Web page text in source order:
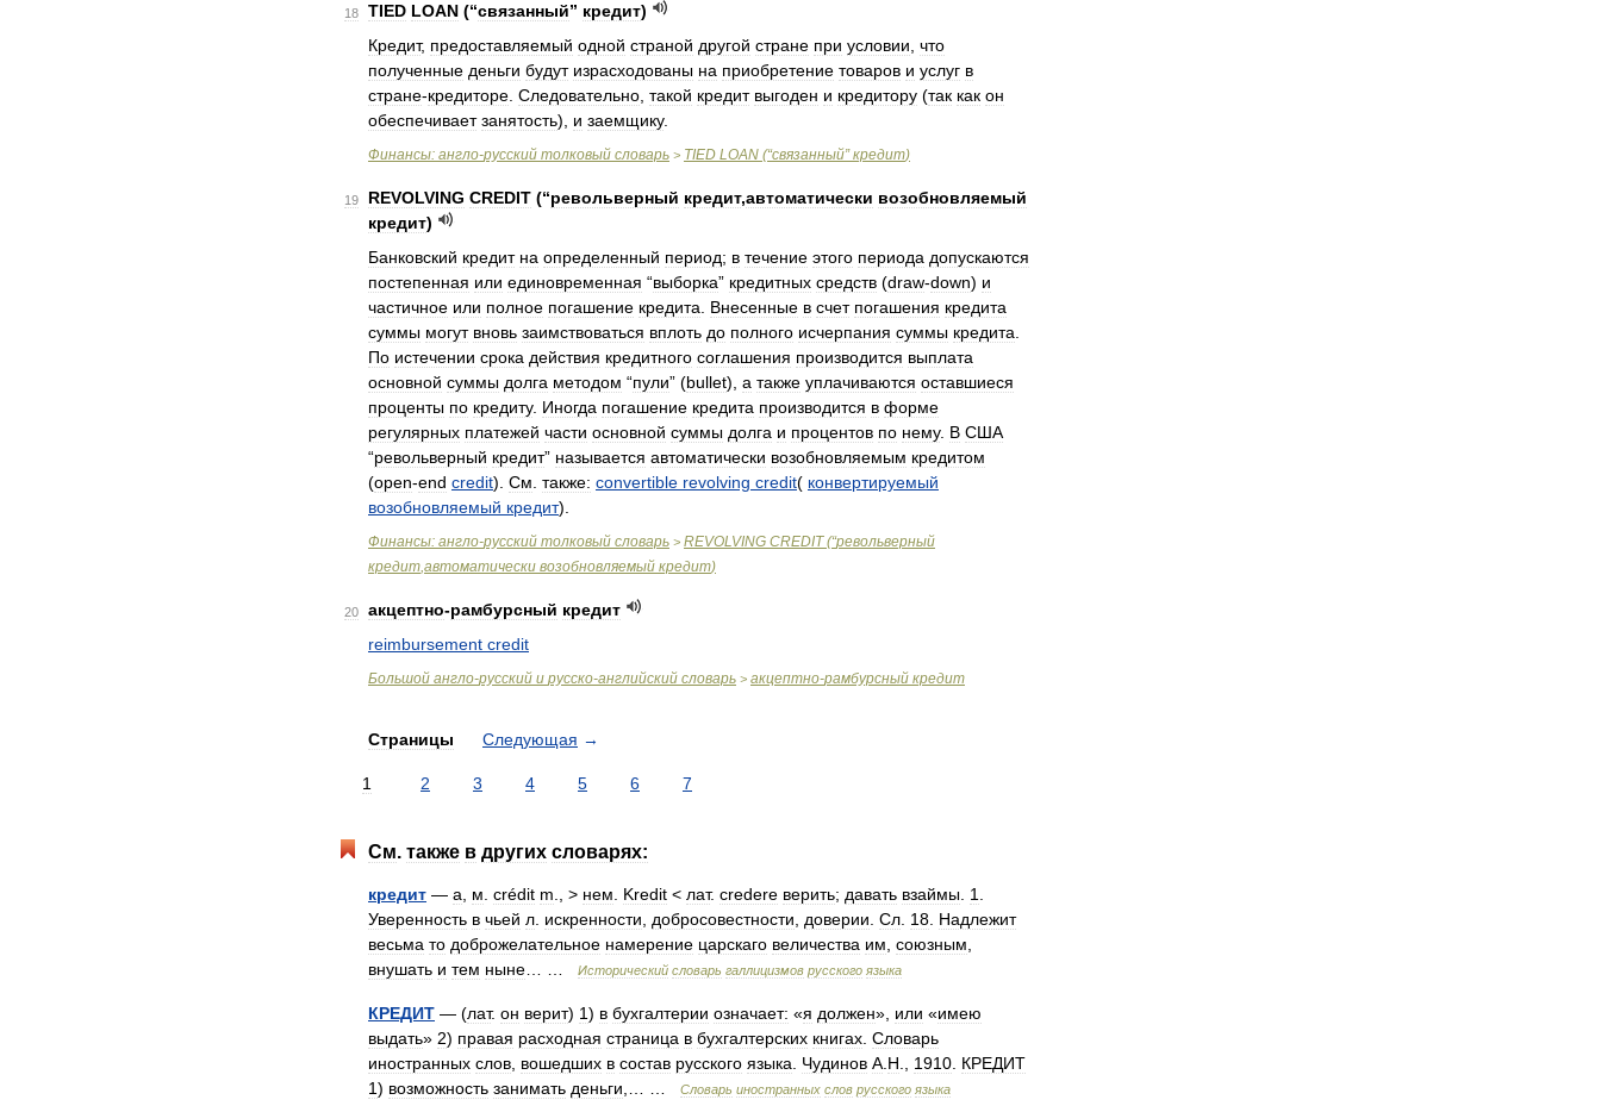
18 TIED LOAN (“связанный” кредит)
Кредит, предоставляемый одной страной другой стране при условии что
полученные деньги будут израсходованы на приобретение товаров и услуг в
стране-кредиторе Следовательно такой кредит выгоден и кредитору (так как он
обеспечивает занятость), и заемщику.
Финансы: англо-русский толковый словарь > TIED LOAN (“связанный”кредит)
19 REVOLVING CREDIT (“револьверный кредит,автоматически возобновляемый
кредит)
Банковский кредит на определенный период; в течение этого периода допускаются
постепенная или единовременная “выборка” кредитных средств (draw-down) и
частичное или полное погашение кредита Внесенные в счет погашения кредита
суммы могут вновь заимствоваться вплоть до полного исчерпания суммы кредита
По истечении срока действия кредитного соглашения производится выплата
основной суммы долга методом “пули” (bullet), a также уплачиваются оставшиеся
проценты по кредиту. Иногда погашение кредита производится в форме
регулярных платежей части основной суммы долга и процентов по нему. В США
“револьверный кредит” называется автоматически возобновляемым кредитом
(open-end credit). См также: convertible revolving credit( конвертируемый
возобновляемый кредит).
Финансы: англо-русский толковый словарь > REVOLVING CREDIT(“револьверный
кредит,автоматически возобновляемый кредит)
20 акцептно-рамбурсный кредит
reimbursement credit
Большой англо-русский и русско-английский словарь > акцептно-рамбурсный кредит
Страницы Следующая →
1 2 3 4 5 6 7
См. также в других словарях:
кредит — а м crédit m ., > нем Kredit < лат. credere верить; давать взаймы 1
Уверенность в чьей л искренности добросовестности доверии Сл 18 Надлежит
весьма то доброжелательное намерение царскаго величества им союзным
внушать и тем ныне Исторический словарь галлицизмов русского языка
КРЕДИТ — (лат. он верит) 1) в бухгалтерии означает: «я должен», или «имею
выдать» 2) правая расходная страница в бухгалтерских книгах Словарь
иностранных слов вошедших в состав русского языка Чудинов А Н 1910 КРЕДИТ
1) возможность занимать деньги Словарь иностранных слов русского языка